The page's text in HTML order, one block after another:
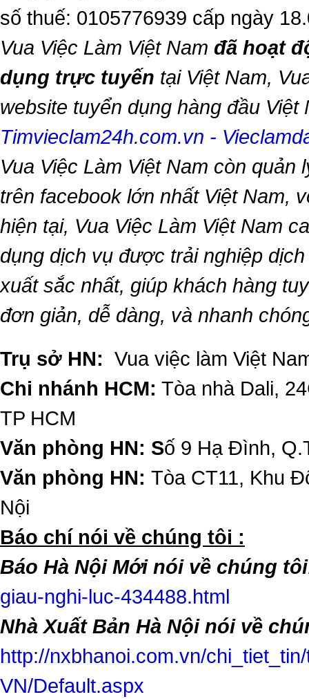
số thuế: 0105776939 cấp ngày
Vua Việc Làm Việt Nam đã hoạt
dụng trực tuyến tại Việt Nam,
website tuyển dụng hàng đầu
Timvieclam24h.com.vn -
Vua Việc Làm Việt Nam còn quản
trên facebook lớn nhất Việt Nam,
hiện tại, Vua Việc Làm Việt Nam
dụng dịch vụ được trải nghiệp
xuất sắc nhất, giúp khách hàng
đơn giản, dễ dàng, và nhanh
Trụ sở HN: Vua việc làm Việt
Chi nhánh HCM: Tòa nhà Dali,
TP HCM
Văn phòng HN: Số 9 Hạ Đình,
Văn phòng HN: Tòa CT11, Khu
Nội
​Báo chí nói về chúng tôi :
Báo Hà Nội Mới nói về chúng
giau-nghi-luc-434488.html
Nhà Xuất Bản Hà Nội nói về
http://nxbhanoi.com.vn/
VN/Default.aspx